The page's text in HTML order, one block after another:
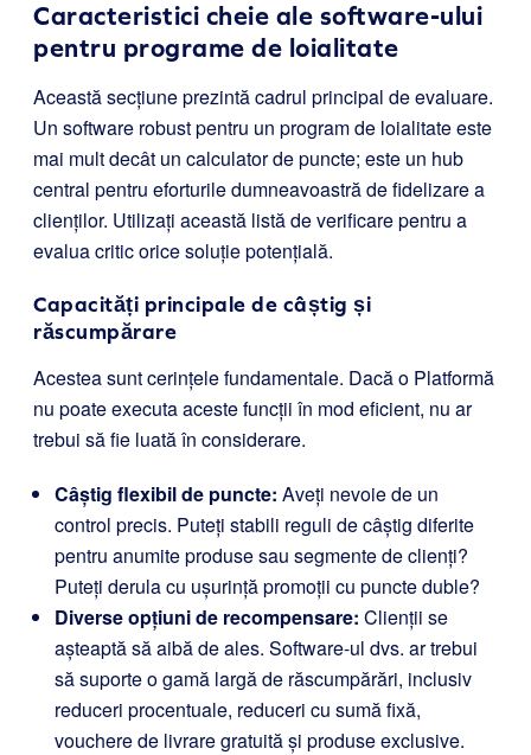
Caracteristici cheie ale software-ului
pentru programe de loialitate
Această secțiune prezintă cadrul principal de evaluare.
Un software robust pentru un program de loialitate este
mai mult decât un calculator de puncte; este un hub
central pentru eforturile dumneavoastră de fidelizare a
clienților. Utilizați această listă de verificare pentru a
evalua critic orice soluție potențială.
Capacități principale de câștig și
răscumpărare
Acestea sunt cerințele fundamentale. Dacă o Platformă
nu poate executa aceste funcții în mod eficient, nu ar
trebui să fie luată în considerare.
Câștig flexibil de puncte: Aveți nevoie de un
control precis. Puteți stabili reguli de câștig diferite
pentru anumite produse sau segmente de clienți?
Puteți derula cu ușurință promoții cu puncte duble?
Diverse opțiuni de recompensare: Clienții se
așteaptă să aibă de ales. Software-ul dvs. ar trebui
să suporte o gamă largă de răscumpărări, inclusiv
reduceri procentuale, reduceri cu sumă fixă,
vouchere de livrare gratuită și produse exclusive.